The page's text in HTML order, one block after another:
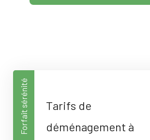
Forfait sérénité
Tarifs de
déménagement à